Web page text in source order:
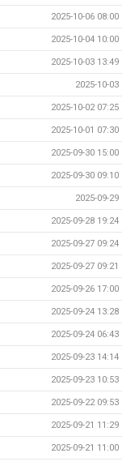
2025-10-06 08:00
2025-10-04 10:00
2025-10-03 13:49
2025-10-03
2025-10-02 07:25
2025-10-01 07:30
2025-09-30 15:00
2025-09-30 09:10
2025-09-29
2025-09-28 19:24
2025-09-27 09:24
2025-09-27 09:21
2025-09-26 17:00
2025-09-24 13:28
2025-09-24 06:43
2025-09-23 14:14
2025-09-23 10:53
2025-09-22 09:53
2025-09-21 11:29
2025-09-21 11:00